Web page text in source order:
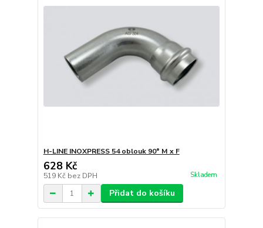
H-LINE INOXPRESS 54 oblouk 90° M x F
628 Kč
519 Kč bez DPH Skladem
Přidat do košíku